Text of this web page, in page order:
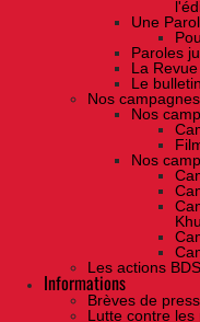
Une
Paroles
La
Le
Nos campagnes
Nos
Nos
Les actions BDS
Informations
Brèves de
Lutte contre les